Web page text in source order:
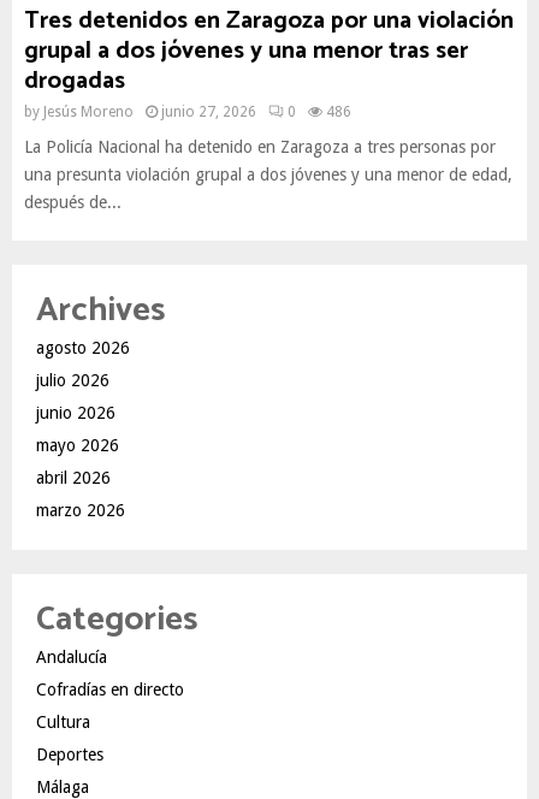
Tres detenidos en Zaragoza por una violación
grupal a dos jóvenes y una menor tras ser
drogadas
by Jesús Moreno junio 27, 2026 0 486
La Policía Nacional ha detenido en Zaragoza a tres personas por
una presunta violación grupal a dos jóvenes y una menor de edad,
después de...
Archives
agosto 2026
julio 2026
junio 2026
mayo 2026
abril 2026
marzo 2026
Categories
Andalucía
Cofradías en directo
Cultura
Deportes
Málaga